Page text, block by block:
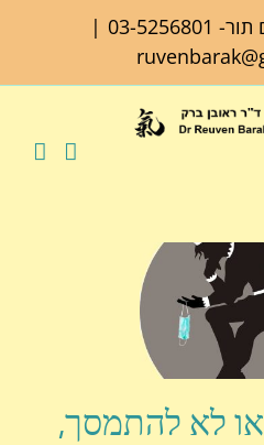
תור- 03-5256801
|
או לא להתמסך,